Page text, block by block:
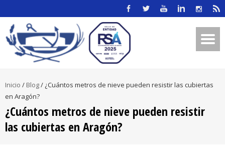
Inicio / Blog/ ¿Cuántos metros de nieve pueden resistir las cubiertas
en Aragón?
¿Cuántos metros de nieve pueden resistir
las cubiertas en Aragón?